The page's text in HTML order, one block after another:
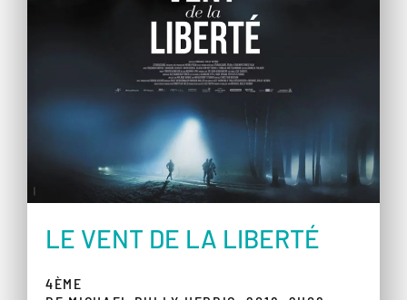
LE VENT DE LA LIBERTÉ
4ÈME